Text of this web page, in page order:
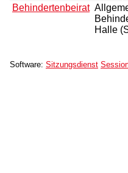
Behindertenbeirat
Halle
Software: Sitzungsdienst